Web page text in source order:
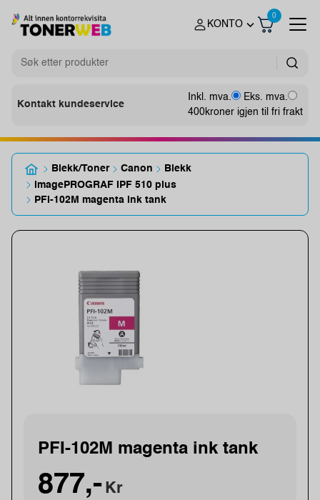
KONTO
0
Kontakt kundeservice
Inkl. mva.
Eks. mva.
400kroner igjen til fri frakt
Blekk/Toner Canon
Blekk
imagePROGRAF IPF 510 plus
PFI-102M magenta ink tank
PFI-102M magenta ink tank
877,- Kr